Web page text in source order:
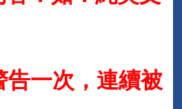
告一次，連續被